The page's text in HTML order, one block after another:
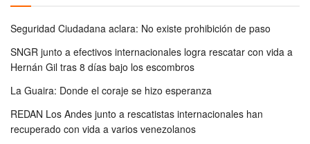
Seguridad Ciudadana aclara: No existe prohibición de paso
SNGR junto a efectivos internacionales logra rescatar con vida a
Hernán Gil tras 8 días bajo los escombros
La Guaira: Donde el coraje se hizo esperanza
REDAN Los Andes junto a rescatistas internacionales han
recuperado con vida a varios venezolanos